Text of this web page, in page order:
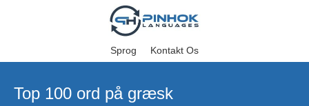
Sprog Kontakt Os
Top 100 ord på græsk